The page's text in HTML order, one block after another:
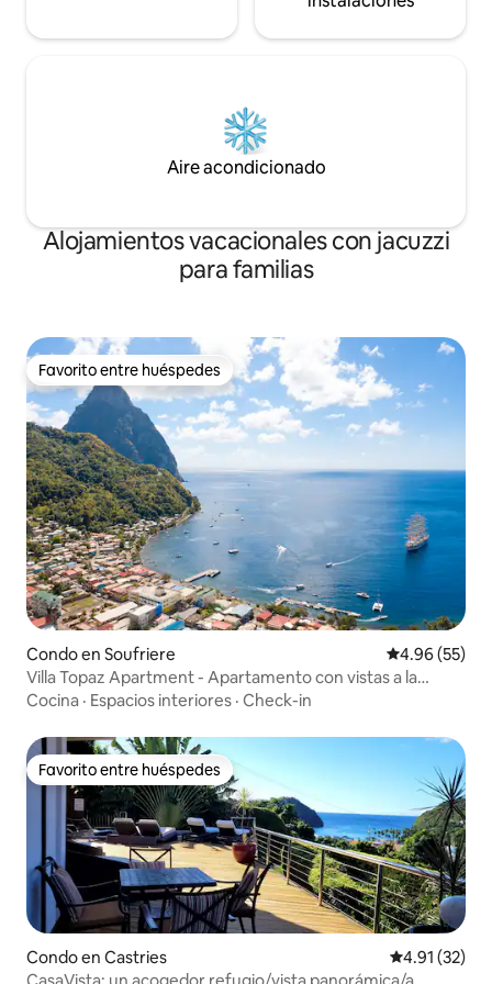
Aire acondicionado
Alojamientos vacacionales con jacuzzi
para familias
Favorito entre huéspedes
Favorito entre huéspedes
Condo en Soufriere Calificación
4.96 (55)
Villa Topaz Apartment - Apartamento con vistas a la
montaña
Cocina · Espacios interiores · Check-in
Favorito entre huéspedes
Favorito entre huéspedes
Condo en Castries Calificación
4.91 (32)